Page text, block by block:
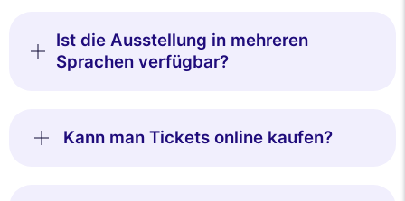
Nei, danke Ich möchte wählen
Ist die Ausstellung in mehreren
Sprachen verfügbar?
Kann man Tickets online kaufen?